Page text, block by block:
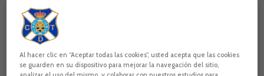
UNIÓN VIERA 0 (0) TENERIFE B 1 (0)
Al hacer clic en “Aceptar todas las cookies”, usted acepta que las cookies
se guarden en su dispositivo para mejorar la navegación del sitio,